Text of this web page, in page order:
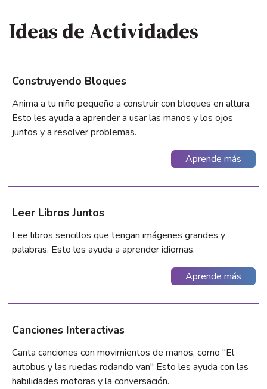
Ideas de Actividades
Construyendo Bloques
Aprende más
Anima a tu niño pequeño a construir con bloques en altura.
Esto les ayuda a aprender a usar las manos y los ojos
juntos y a resolver problemas.
Leer Libros Juntos
Aprende más
Lee libros sencillos que tengan imágenes grandes y
palabras. Esto les ayuda a aprender idiomas.
Canciones Interactivas
Canta canciones con movimientos de manos, como "El
autobus y las ruedas rodando van" Esto les ayuda con las
habilidades motoras y la conversación.